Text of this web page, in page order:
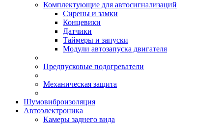
Комплектующие для автосигнализаций
Сирены и замки
Концевики
Датчики
Таймеры и запуски
Модули автозапуска двигателя
Предпусковые подогреватели
Механическая защита
Шумовиброизоляция
Автоэлектроника
Камеры заднего вида